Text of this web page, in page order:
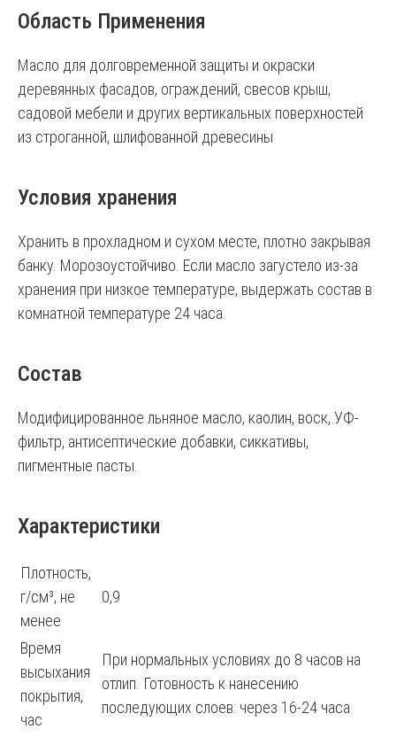
Область Применения
Масло для долговременной защиты и окраски
деревянных фасадов, ограждений, свесов крыш,
садовой мебели и других вертикальных поверхностей
из строганной, шлифованной древесины
Условия хранения
Хранить в прохладном и сухом месте, плотно закрывая
банку. Морозоустойчиво. Если масло загустело из-за
хранения при низкое температуре, выдержать состав в
комнатной температуре 24 часа.
Состав
Модифицированное льняное масло, каолин, воск, УФ-
фильтр, антисептические добавки, сиккативы,
пигментные пасты.
Характеристики
Плотность,
г/см³, не
менее
0,9
Время
высыхания
покрытия,
час
При нормальных условиях до 8 часов на
отлип. Готовность к нанесению
последующих слоев: через 16-24 часа